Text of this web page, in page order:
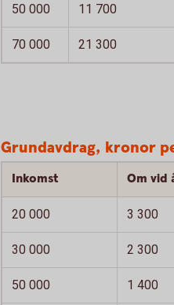
50 000 11 700
70 000 21 300
Grundavdrag, kronor
Inkomst Om vid
20 000 3 300
30 000 2 300
50 000 1 400